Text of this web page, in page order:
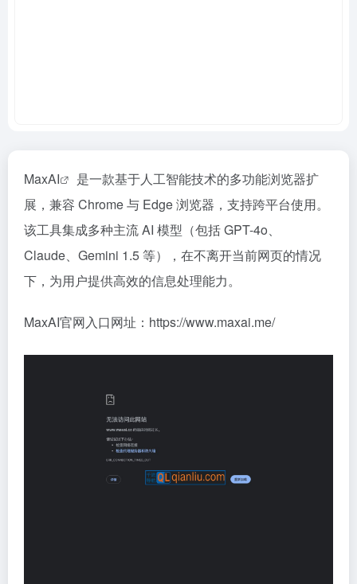
MaxAI
是一款基于人工智能技术的多功能浏览器扩
展，兼容 Chrome 与 Edge 浏览器，支持跨平台使用。
该工具集成多种主流 AI 模型（包括 GPT-4o、
Claude、Gemini 1.5 等），在不离开当前网页的情况
下，为用户提供高效的信息处理能力。
MaxAI官网入口网址：https://www.maxai.me/